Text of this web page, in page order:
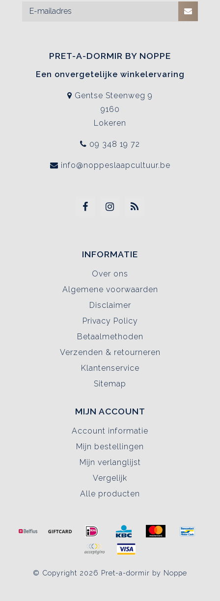
PRET-A-DORMIR BY NOPPE
Een onvergetelijke winkelervaring
Gentse Steenweg 9
9160
Lokeren
09 348 19 72
info@noppeslaapcultuur.be
INFORMATIE
Over ons
Algemene voorwaarden
Disclaimer
Privacy Policy
Betaalmethoden
Verzenden & retourneren
Klantenservice
Sitemap
MIJN ACCOUNT
Account informatie
Mijn bestellingen
Mijn verlanglijst
Vergelijk
Alle producten
© Copyright 2026 Pret-a-dormir by Noppe